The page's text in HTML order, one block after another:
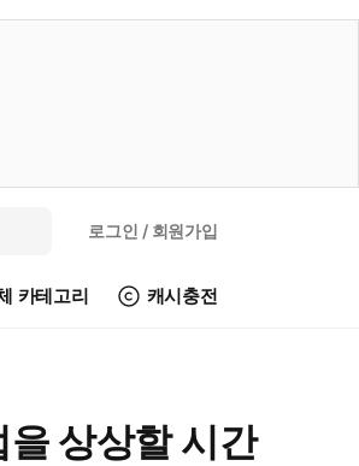
로그인 / 회원가입
카테고리 캐시충전
상상할 시간